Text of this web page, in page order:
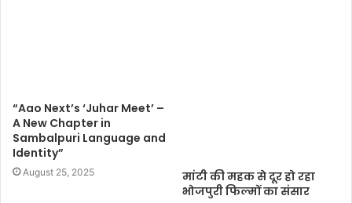
“Aao Next’s ‘Juhar Meet’ –
A New Chapter in
Sambalpuri Language and
Identity”
August 25, 2025
मांटी की महक से दूर हो रहा
भोजपुरी फिल्मों का संसार